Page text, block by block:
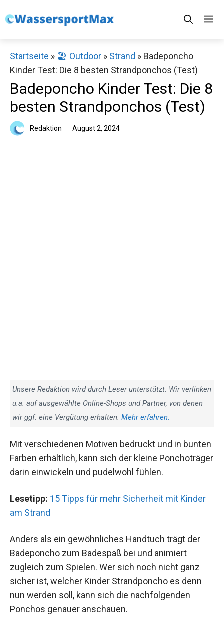
Inhalt
Startseite » 🏖️ Outdoor » Strand » Badeponcho
Kinder Test: Die 8 besten Strandponchos (Test)
Badeponcho Kinder Test: Die 8
besten Strandponchos (Test)
Redaktion August 2, 2024
Unsere Redaktion wird durch Leser unterstützt. Wir verlinken
u.a. auf ausgewählte Online-Shops und Partner, von denen
wir ggf. eine Vergütung erhalten. Mehr erfahren.
Mit verschiedenen Motiven bedruckt und in bunten
Farben erhältlich, kann sich der kleine Ponchoträger
darin einwickeln und pudelwohl fühlen.
Lesetipp: 15 Tipps für mehr Sicherheit mit Kinder
am Strand
Anders als ein gewöhnliches Handtuch trägt der
Badeponcho zum Badespaß bei und animiert
zugleich zum Spielen. Wer sich noch nicht ganz
sicher ist, welcher Kinder Strandponcho es denn
nun werden soll, kann sich die nachfolgenden
Ponchos genauer anschauen.